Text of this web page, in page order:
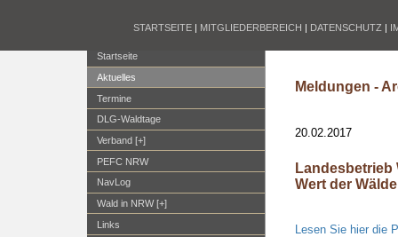
STARTSEITE | MITGLIEDERBEREICH | DATENSCHUTZ |
Startseite
Aktuelles
Termine
DLG-Waldtage
Verband [+]
PEFC NRW
NavLog
Wald in NRW [+]
Links
Meldungen -
20.02.2017
Landesbetrieb
Wert der
Lesen Sie hier die